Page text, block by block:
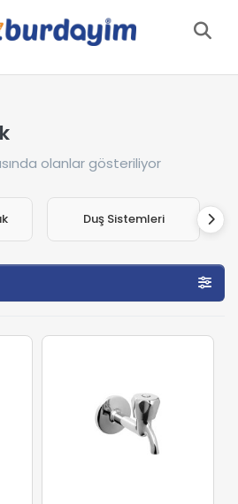
olanlar gösteriliyor
Duş Sistemleri